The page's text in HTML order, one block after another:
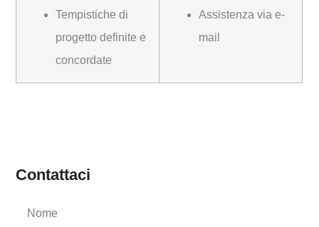
Tempistiche di
progetto definite e
concordate
Assistenza via e-
mail
Contattaci